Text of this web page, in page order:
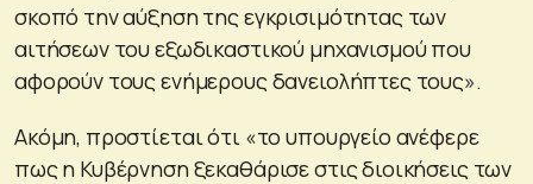
σκοπό την αύξηση της εγκρισιμότητας των
αιτήσεων του εξωδικαστικού μηχανισμού που
αφορούν τους ενήμερους δανειολήπτες τους».
Ακόμη, προστίεται ότι «το υπουργείο ανέφερε
πως η Κυβέρνηση ξεκαθάρισε στις διοικήσεις των